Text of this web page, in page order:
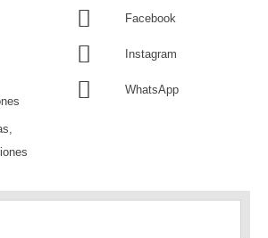
Facebook
Instagram
WhatsApp